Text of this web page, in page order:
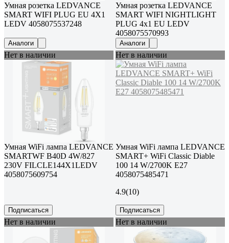
Умная розетка LEDVANCE
SMART WIFI PLUG EU 4X1
LEDV 4058075537248
Аналоги
Умная розетка LEDVANCE
SMART WIFI NIGHTLIGHT
PLUG 4x1 EU LEDV
4058075570993
Аналоги
Нет в наличии
Умная WiFi лампа LEDVANCE
SMARTWF B40D 4W/827
230V FILCLE144X1LEDV
4058075609754
Подписаться
Нет в наличии
Умная WiFi лампа LEDVANCE
SMART+ WiFi Classic Diable
100 14 W/2700K E27
4058075485471
4.9(10)
Подписаться
Нет в наличии Нет в наличии